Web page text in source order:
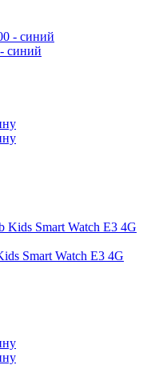
синий
Smart Watch E3 4G